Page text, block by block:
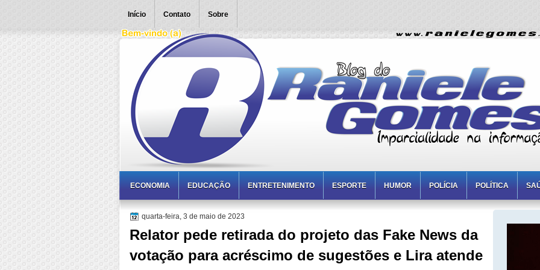
Início Contato Sobre
ECONOMIA EDUCAÇÃO ENTRETENIMENTO ESPORTE HUMOR POLÍCIA POLÍTICA
quarta-feira, 3 de maio de 2023
Relator pede retirada do projeto das Fake News da
votação para acréscimo de sugestões e Lira atende